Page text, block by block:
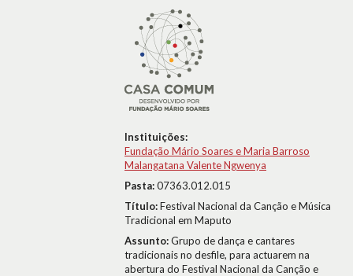
Instituições:
Fundação Mário Soares e Maria Barroso
Malangatana Valente Ngwenya
Pasta:07363.012.015
Título:Festival Nacional da Canção e Música
Tradicional em Maputo
Assunto:Grupo de dança e cantares
tradicionais no desfile, para actuarem na
abertura do Festival Nacional da Canção e